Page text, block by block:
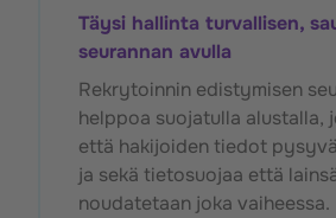
Täysi hallinta turvallisen,
seurannan avulla
Rekrytoinnin edistymisen
helppoa suojatulla alustalla,
että hakijoiden tiedot
ja sekä tietosuojaa että
noudatetaan joka vaiheessa.